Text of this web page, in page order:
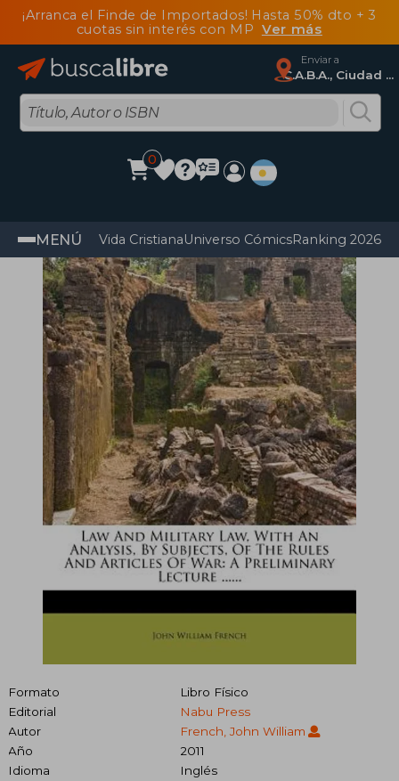
¡Arranca el Finde de Importados! Hasta 50% dto + 3
cuotas sin interés con MP Ver más
Enviar a
C.A.B.A., Ciudad Autónoma De Buenos Aires
0
MENÚ Vida CristianaUniverso CómicsRanking 2026
Formato
Libro Físico
Editorial
Nabu Press
Autor
French, John William
Año
2011
Idioma
Inglés